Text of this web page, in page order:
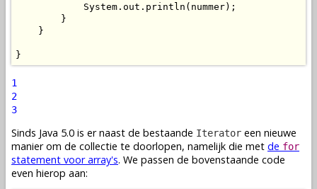
            System.out.println(nummer);
        }
    }
}
1
2
3
Sinds Java 5.0 is er naast de bestaande Iterator een nieuwe
manier om de collectie te doorlopen, namelijk die met de for
statement voor array's. We passen de bovenstaande code
even hierop aan: